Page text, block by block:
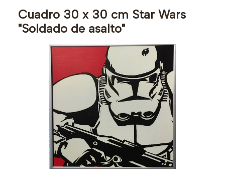
Cuadro 30 x 30 cm Star Wars
"Soldado de asalto"